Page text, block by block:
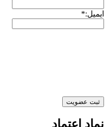
ایمیل:*
نماد اعتماد